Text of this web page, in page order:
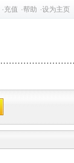
·充值 ·帮助 ·设为主页